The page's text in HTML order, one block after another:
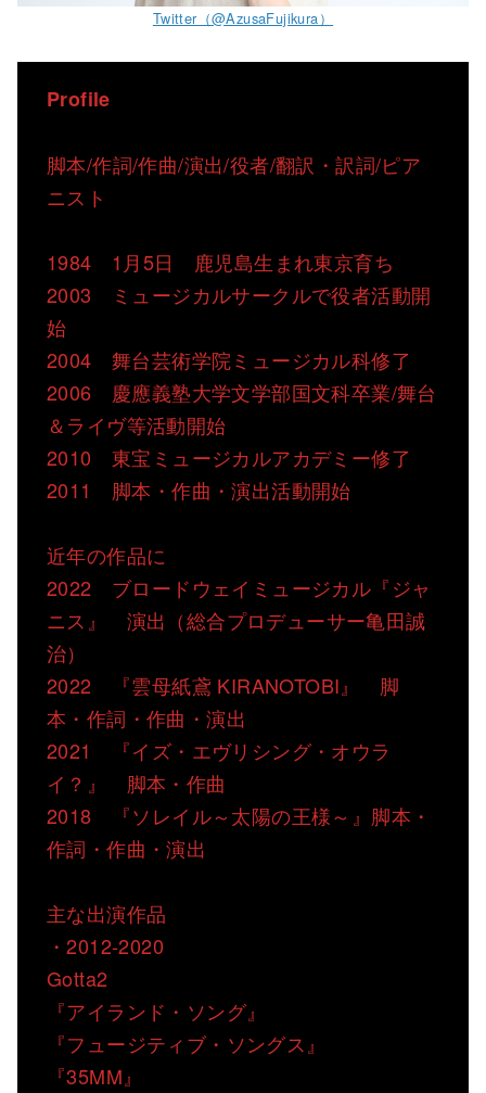
Twitter（@AzusaFujikura）
Profile
脚本/作詞/作曲/演出/役者/翻訳・訳詞/ピア
ニスト
1984 1月5日 鹿児島生まれ東京育ち
2003 ミュージカルサークルで役者活動開
始
2004 舞台芸術学院ミュージカル科修了
2006 慶應義塾大学文学部国文科卒業/舞台
＆ライヴ等活動開始
2010 東宝ミュージカルアカデミー修了
2011 脚本・作曲・演出活動開始
近年の作品に
2022 ブロードウェイミュージカル『ジャ
ニス』 演出（総合プロデューサー亀田誠
治）
2022 『雲母紙鳶 KIRANOTOBI』 脚
本・作詞・作曲・演出
2021 『イズ・エヴリシング・オウラ
イ？』 脚本・作曲
2018 『ソレイル～太陽の王様～』脚本・
作詞・作曲・演出
主な出演作品
・2012-2020
Gotta2
『アイランド・ソング』
『フュージティブ・ソングス』
『35MM』